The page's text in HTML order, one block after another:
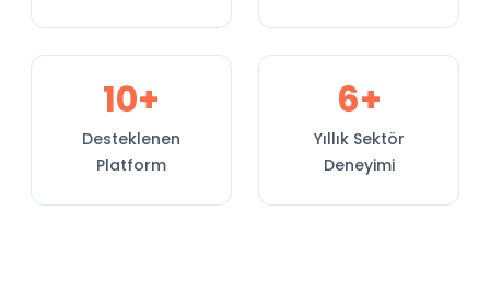
10+
Desteklenen
Platform
6+
Yıllık Sektör
Deneyimi